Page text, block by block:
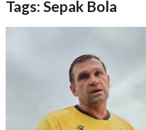
Tags: Sepak Bola